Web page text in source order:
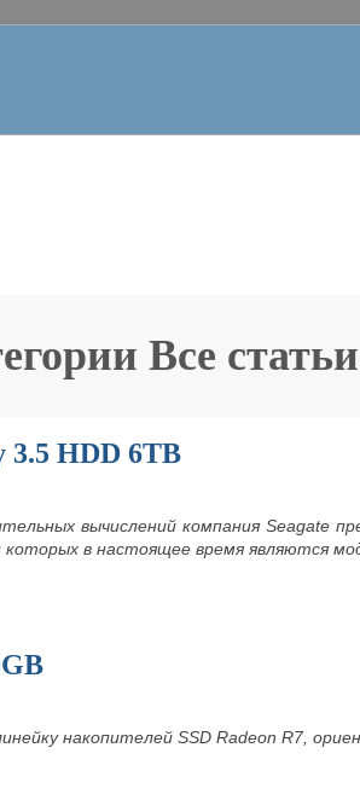
Все статьи
3.5 HDD 6TB
вычислений компания Seagate
в настоящее время являются
накопителейSSD Radeon R7,